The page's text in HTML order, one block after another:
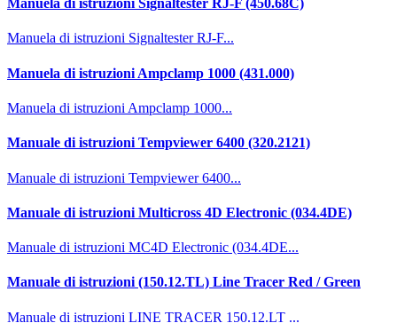
Manuela di istruzioni Signaltester RJ-F (450.68C)
Manuela di istruzioni Signaltester RJ-F...
Manuela di istruzioni Ampclamp 1000 (431.000)
Manuela di istruzioni Ampclamp 1000...
Manuale di istruzioni Tempviewer 6400 (320.2121)
Manuale di istruzioni Tempviewer 6400...
Manuale di istruzioni Multicross 4D Electronic (034.4DE)
Manuale di istruzioni MC4D Electronic (034.4DE...
Manuale di istruzioni (150.12.TL) Line Tracer Red / Green
Manuale di istruzioni LINE TRACER 150.12.LT ...